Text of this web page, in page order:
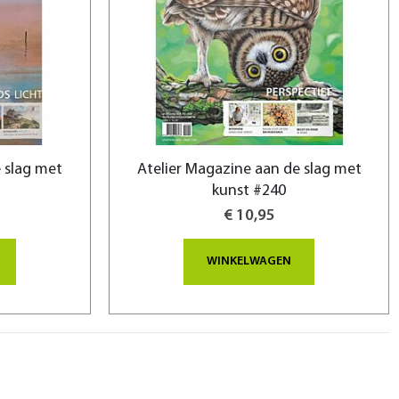
slag met
Atelier Magazine aan de slag met
kunst #240
€ 10,95
WINKELWAGEN